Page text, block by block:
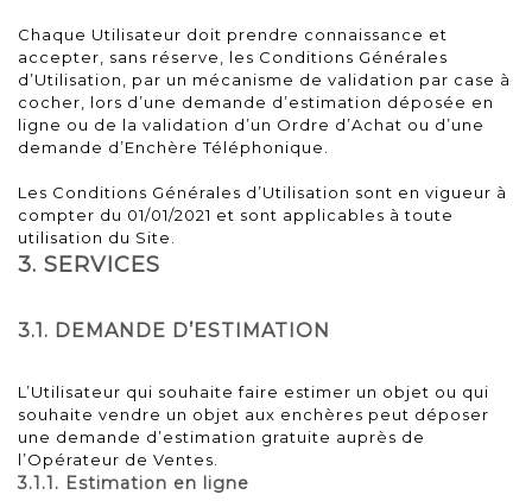
Chaque Utilisateur doit prendre connaissance et
accepter, sans réserve, les Conditions Générales
d’Utilisation, par un mécanisme de validation par case à
cocher, lors d’une demande d’estimation déposée en
ligne ou de la validation d’un Ordre d’Achat ou d’une
demande d’Enchère Téléphonique.
Les Conditions Générales d’Utilisation sont en vigueur à
compter du 01/01/2021 et sont applicables à toute
utilisation du Site.
3. SERVICES
3.1. DEMANDE D’ESTIMATION
L’Utilisateur qui souhaite faire estimer un objet ou qui
souhaite vendre un objet aux enchères peut déposer
une demande d’estimation gratuite auprès de
l’Opérateur de Ventes.
3.1.1. Estimation en ligne